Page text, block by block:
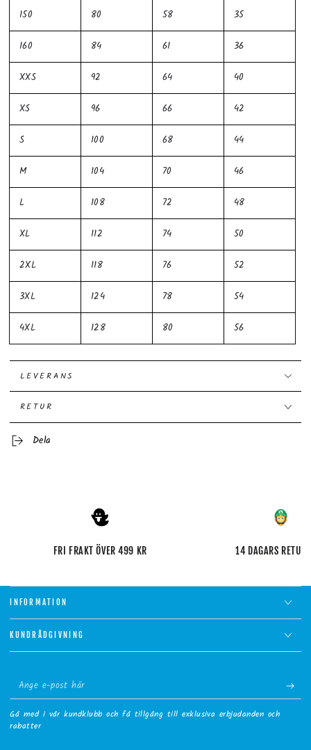
150 80 58 35
160 84 61 36
XXS 92 64 40
XS 96 66 42
S 100 68 44
M 104 70 46
L 108 72 48
XL 112 74 50
2XL 118 76 52
3XL 124 78 54
4XL 128 80 56
LEVERANS
RETUR
Dela
FRI FRAKT ÖVER 499 KR 14 DAGARS
INFORMATION
KUNDRÅDGIVNING
Ange
e-
post
Gå med i vår kundklubb och få tillgång till exklusiva erbjudanden och
rabatter